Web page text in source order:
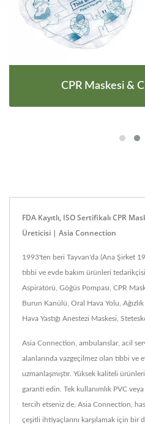
CPR Maskesi &
FDA Kayıtlı, ISO Sertifikalı CPR
Üreticisi | Asia Connection
1993'ten beri Tayvan'da (Ana Şirket
tıbbi ve evde bakım ürünleri
Aspiratörü, Göğüs Pompası, CPR
Burun Kanülü, Oral Hava Yolu,
Hava Yastığı Anestezi Maskesi,
Asia Connection, ambulanslar, acil
alanlarında vazgeçilmez olan tıbbi ve
uzmanlaşmıştır. Yüksek kaliteli
garanti edin. Tek kullanımlık PVC
tercih etseniz de, Asia Connection,
çeşitli ihtiyaçlarını karşılamak için bir